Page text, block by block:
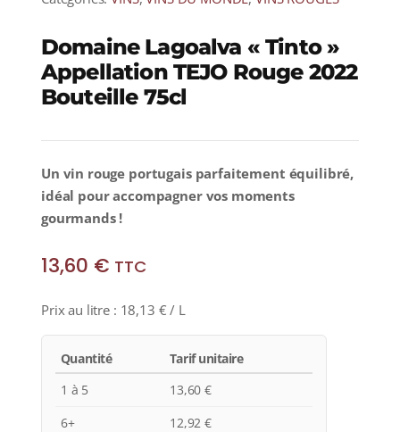
Domaine Lagoalva « Tinto »
Appellation TEJO Rouge 2022
Bouteille 75cl
Un vin rouge portugais parfaitement équilibré,
idéal pour accompagner vos moments
gourmands !
13,60 € TTC
Prix au litre : 18,13 € / L
Quantité
Tarif unitaire
1 à 5
13,60€
6+
12,92€